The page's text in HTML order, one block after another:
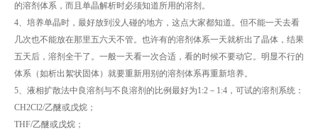
的溶剂体系，而且单晶解析时必须知道所用的溶剂。
4、培养单晶时，最好放到没人碰的地方，这点大家都知道。但不能一天去看
几次也不能放在那里五六天不管。也许有的溶剂体系一天就析出了晶体，结果
五天后，溶剂全干了。一般一天看一次合适，看的时候不要动它。明显不行的
体系（如析出絮状固体）就要重新用别的溶剂体系再重新培养。
5、液相扩散法中良溶剂与不良溶剂的比例最好为1:2－1:4，可试的溶剂系统：
CH2Cl2/乙醚或戊烷；
THF/乙醚或戊烷；